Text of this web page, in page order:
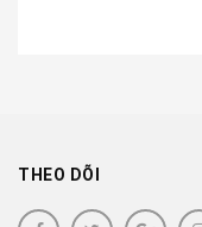
THEO DÕI